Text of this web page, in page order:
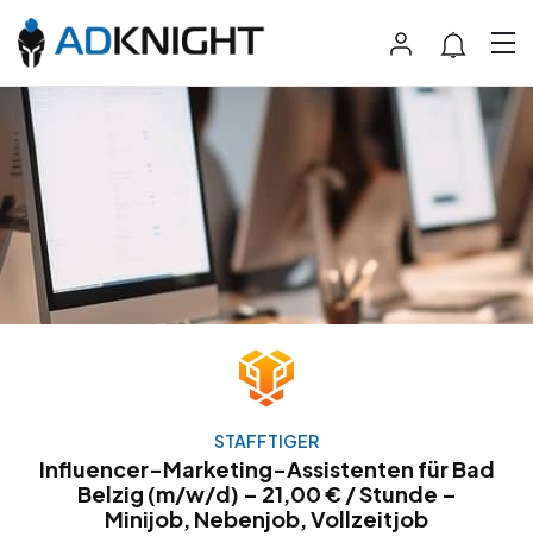
STAFFTIGER
Influencer-Marketing-Assistenten für Bad
Belzig (m/w/d) – 21,00 € / Stunde –
Minijob, Nebenjob, Vollzeitjob